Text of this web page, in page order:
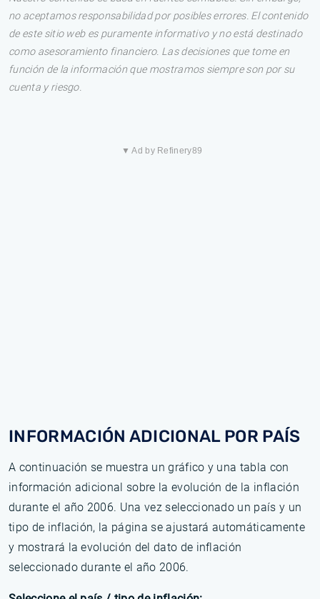
no aceptamos responsabilidad por posibles errores. El contenido
de este sitio web es puramente informativo y no está destinado
como asesoramiento financiero. Las decisiones que tome en
función de la información que mostramos siempre son por su
cuenta y riesgo.
▼ Ad by Refinery89
INFORMACIÓN ADICIONAL POR PAÍS
A continuación se muestra un gráfico y una tabla con
información adicional sobre la evolución de la inflación
durante el año 2006. Una vez seleccionado un país y un
tipo de inflación, la página se ajustará automáticamente
y mostrará la evolución del dato de inflación
seleccionado durante el año 2006.